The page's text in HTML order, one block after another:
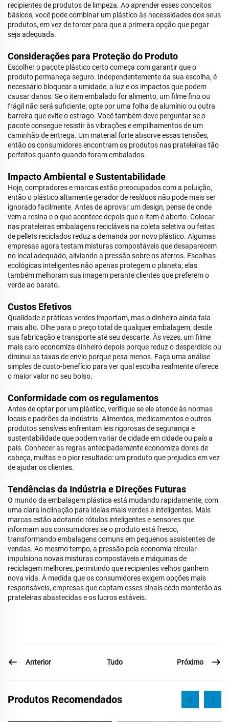
recipientes de produtos de limpeza. Ao aprender esses conceitos
básicos, você pode combinar um plástico às necessidades dos seus
produtos, em vez de torcer para que a primeira opção que pegar
seja adequada.
Considerações para Proteção do Produto
Escolher o pacote plástico certo começa com garantir que o
produto permaneça seguro. Independentemente da sua escolha, é
necessário bloquear a umidade, a luz e os impactos que podem
causar danos. Se o item embalado for alimento, um filme fino ou
frágil não será suficiente; opte por uma folha de alumínio ou outra
barreira que evite o estrago. Você também deve perguntar se o
pacote consegue resistir às vibrações e empilhamentos de um
caminhão de entrega. Um material forte absorve essas tensões,
então os consumidores encontram os produtos nas prateleiras tão
perfeitos quanto quando foram embalados.
Impacto Ambiental e Sustentabilidade
Hoje, compradores e marcas estão preocupados com a poluição,
então o plástico altamente gerador de resíduos não pode mais ser
ignorado facilmente. Antes de aprovar um design, pense de onde
vem a resina e o que acontece depois que o item é aberto. Colocar
nas prateleiras embalagens recicláveis na coleta seletiva ou feitas
de pellets reciclados reduz a demanda por novo plástico. Algumas
empresas agora testam misturas compostáveis que desaparecem
no local adequado, aliviando a pressão sobre os aterros. Escolhas
ecológicas inteligentes não apenas protegem o planeta; elas
também melhoram sua imagem perante clientes que preferem o
verde ao barato.
Custos Efetivos
Qualidade e práticas verdes importam, mas o dinheiro ainda fala
mais alto. Olhe para o preço total de qualquer embalagem, desde
sua fabricação e transporte até seu descarte. Às vezes, um filme
mais caro economiza dinheiro depois porque reduz o desperdício ou
diminui as taxas de envio porque pesa menos. Faça uma análise
simples de custo-benefício para ver qual escolha realmente oferece
o maior valor no seu bolso.
Conformidade com os regulamentos
Antes de optar por um plástico, verifique se ele atende às normas
locais e padrões da indústria. Alimentos, medicamentos e outros
produtos sensíveis enfrentam leis rigorosas de segurança e
sustentabilidade que podem variar de cidade em cidade ou país a
país. Conhecer as regras antecipadamente economiza dores de
cabeça, multas e o pior resultado: um produto que prejudica em vez
de ajudar os clientes.
Tendências da Indústria e Direções Futuras
O mundo da embalagem plástica está mudando rapidamente, com
uma clara inclinação para ideias mais verdes e inteligentes. Mais
marcas estão adotando rótulos inteligentes e sensores que
informam aos consumidores se o produto está fresco,
transformando embalagens comuns em pequenos assistentes de
vendas. Ao mesmo tempo, a pressão pela economia circular
impulsiona novas misturas compostáveis e máquinas de
reciclagem melhores, permitindo que recipientes velhos ganhem
nova vida. À medida que os consumidores exigem opções mais
responsáveis, empresas que captam esses sinais cedo manterão as
prateleiras abastecidas e os lucros estáveis.
Anterior Tudo Próximo
Produtos Recomendados